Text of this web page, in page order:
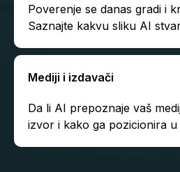
Poverenje se danas gradi i
Saznajte kakvu sliku AI
Mediji i izdavači
Da li AI prepoznaje vaš
izvor i kako ga pozicionira